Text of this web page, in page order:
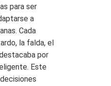
para ser
a
Cada
la falda, el
por
Este